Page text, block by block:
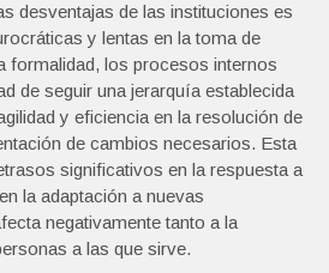
desventajas de las instituciones es
y lentas en la toma de
formalidad, los procesos internos
de seguir una jerarquía establecida
y eficiencia en la resolución de
de cambios necesarios. Esta
significativos en la respuesta a
la adaptación a nuevas
negativamente tanto a la
a las que sirve.